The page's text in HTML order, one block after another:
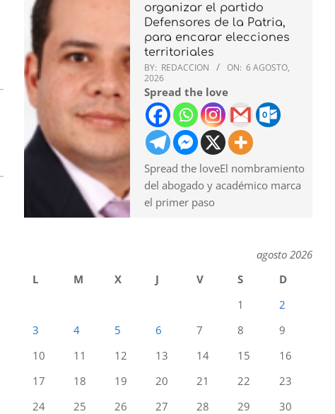
organizar el partido
Defensores de la Patria,
para encarar elecciones
territoriales
BY: REDACCION ON: 6 AGOSTO,
2026
Spread the love
Spread the loveEl nombramiento
del abogado y académico marca
el primer paso
agosto 2026
L
M X J V S
D
1
2
3
4 5 6 7 8
9
10
11 12 13 14 15
16
17
18 19 20 21 22
23
24
25 26 27 28 29
30